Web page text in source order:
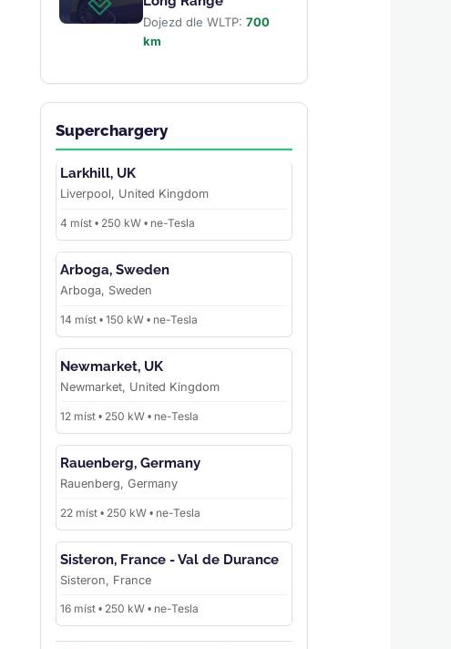
Dojezd dle WLTP: 700
km
Superchargery
Larkhill, UK
Liverpool, United Kingdom
4 míst • 250 kW • ne-Tesla
Arboga, Sweden
Arboga, Sweden
14 míst • 150 kW • ne-Tesla
Newmarket, UK
Newmarket, United Kingdom
12 míst • 250 kW • ne-Tesla
Rauenberg, Germany
Rauenberg, Germany
22 míst • 250 kW • ne-Tesla
Sisteron, France - Val de Durance
Sisteron, France
16 míst • 250 kW • ne-Tesla